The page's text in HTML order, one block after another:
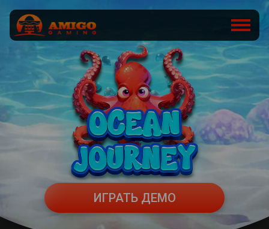
ИГРАТЬ ДЕМО